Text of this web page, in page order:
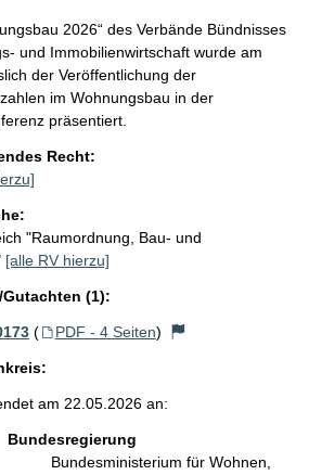
2026“ des Verbände Bündnisses
und Immobilienwirtschaft wurde am
der Veröffentlichung der
im Wohnungsbau in der
präsentiert.
Recht:
"Raumordnung, Bau- und
[alle RV hierzu]
(1):
( PDF - 4 Seiten)
am 22.05.2026 an:
Bundesregierung
Bundesministerium für Wohnen,